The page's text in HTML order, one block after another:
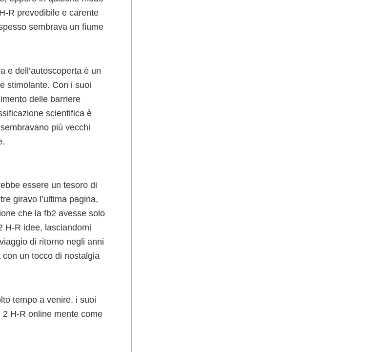
R prevedibile e carente
sembrava un fiume
e dell’autoscoperta è un
stimolante. Con i suoi
delle barriere
scientifica è
più vecchi
essere un tesoro di
giravo l’ultima pagina,
che la fb2 avesse solo
H-R idee, lasciandomi
di ritorno negli anni
un tocco di nostalgia
tempo a venire, i suoi
H-R online mente come